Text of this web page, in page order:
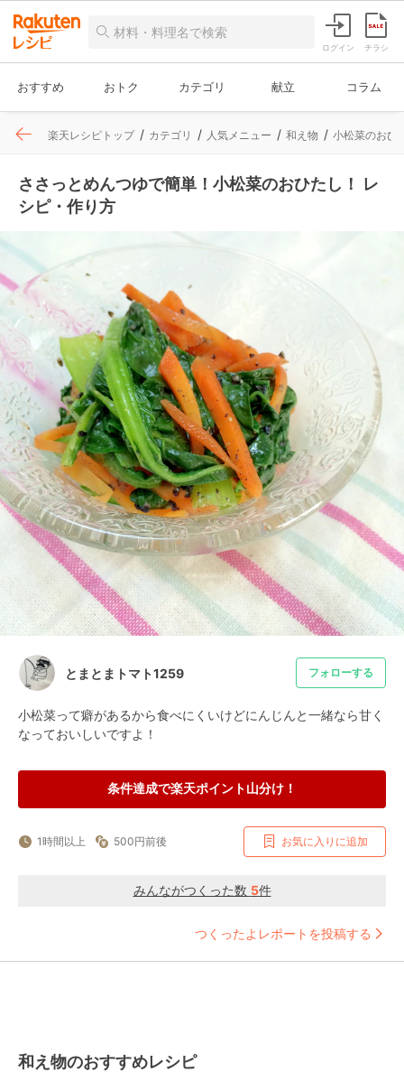
ログイン チラシ
おすすめ おトク カテゴリ 献立 コラム
楽天レシピトップ カテゴリ 人気メニュー 和え物 小松菜のおひ
ささっとめんつゆで簡単！小松菜のおひたし！ レ
シピ・作り方
とまとまトマト1259 フォローする
小松菜って癖があるから食べにくいけどにんじんと一緒なら甘く
なっておいしいですよ！
条件達成で楽天ポイント山分け！
1時間以上 500円前後 お気に入りに追加
みんながつくった数 5件
つくったよレポートを投稿する
和え物のおすすめレシピ